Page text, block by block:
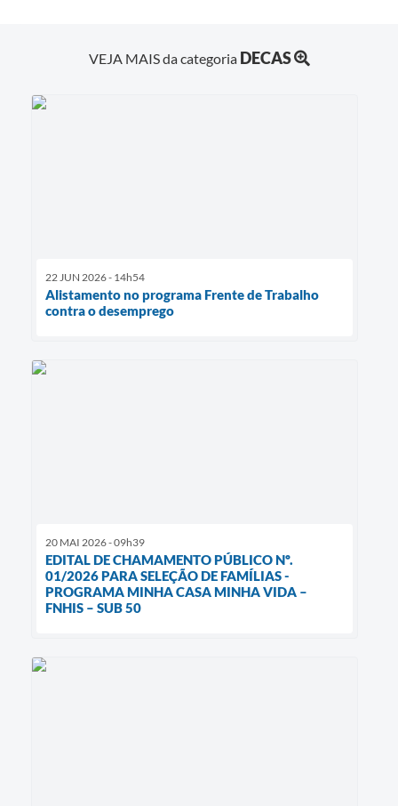
VEJA MAIS da categoria DECAS
22 JUN 2026 - 14h54
Alistamento no programa Frente de Trabalho
contra o desemprego
20 MAI 2026 - 09h39
EDITAL DE CHAMAMENTO PÚBLICO Nº.
01/2026 PARA SELEÇÃO DE FAMÍLIAS -
PROGRAMA MINHA CASA MINHA VIDA –
FNHIS – SUB 50